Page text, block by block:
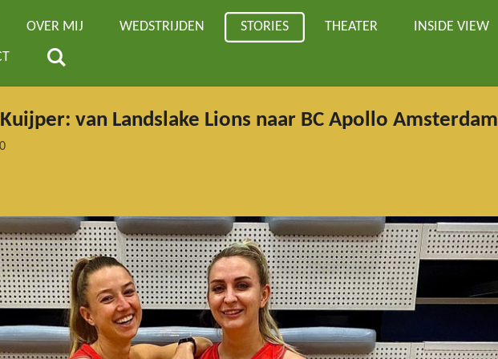
OVER MIJ WEDSTRIJDEN STORIES THEATER
INSIDE VIEW
van Landslake Lions naar BC Apollo Amsterdam